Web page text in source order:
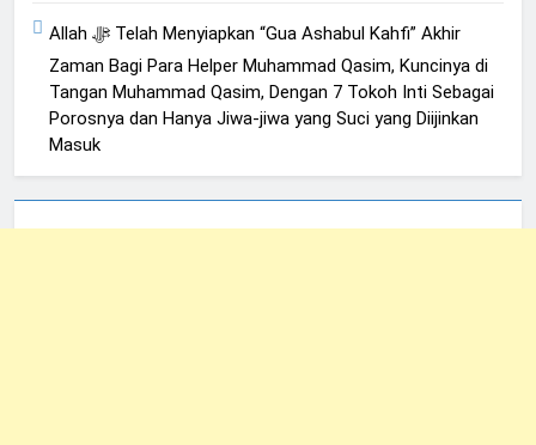
Allah ﷻ Telah Menyiapkan “Gua Ashabul Kahfi” Akhir
Zaman Bagi Para Helper Muhammad Qasim, Kuncinya di
Tangan Muhammad Qasim, Dengan 7 Tokoh Inti Sebagai
Porosnya dan Hanya Jiwa-jiwa yang Suci yang Diijinkan
Masuk